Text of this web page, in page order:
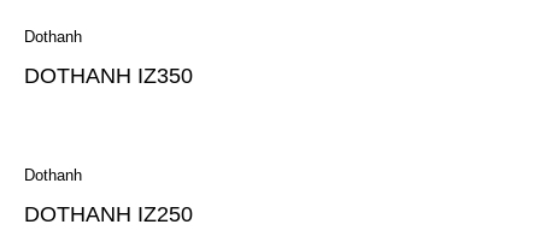
Dothanh
DOTHANH IZ350
Dothanh
DOTHANH IZ250